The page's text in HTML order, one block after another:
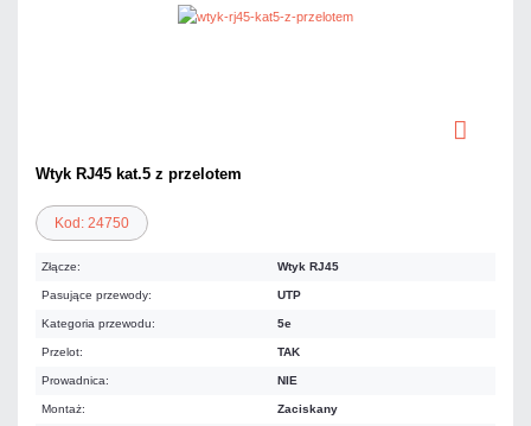
Wtyk RJ45 kat.5 z przelotem
Kod: 24750
Złącze: Wtyk RJ45
Pasujące przewody: UTP
Kategoria przewodu: 5e
Przelot: TAK
Prowadnica: NIE
Montaż: Zaciskany